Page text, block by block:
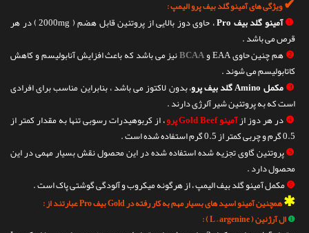
ویژگی های آمینو گلد بیف پرو الیمپ :
❶آمینو گلد بیف Pro
، حاوی دوز بالایی از پروتئین قابل هضم ( 2000mg ) در هر
قرص می باشد .
❷هم چنین حاوی EAA و BCAAنیز می باشد که باعث افزایش آنابولیسم و کاهش
کاتابولیسم می شوند .
❸مکمل Amino گلد بیف پرو
، بدون لاکتوز می باشد ، بنابراین مناسب برای افرادی
است که به پروتئین شیر آلرژی دارند .
❹در هر دوز ازآمینو Gold Beef پرو
، از کربوهیدرات رسوبی تنها به مقدار کمتر از
0.5 گرم و چربی کمتر از 0.5 گرم استفاده شده است .
❺پروتئین گاوی تجزیه شده استفاده شده در این محصول نقش بسیار مهمی در این
محصول دارد .
❻مکمل آمینو گلد بیف الیمپ ، از هرگونه میکروب و آلودگی گوشتی پاک است .
✱همچنین آمینو اسید های بسیار مهم به کار رفته در Gold بیف Pro عبارتند از :
❶ال آرژنین ( L – argenine ) :